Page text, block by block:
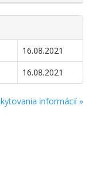
16.08.2021
16.08.2021
informácií »